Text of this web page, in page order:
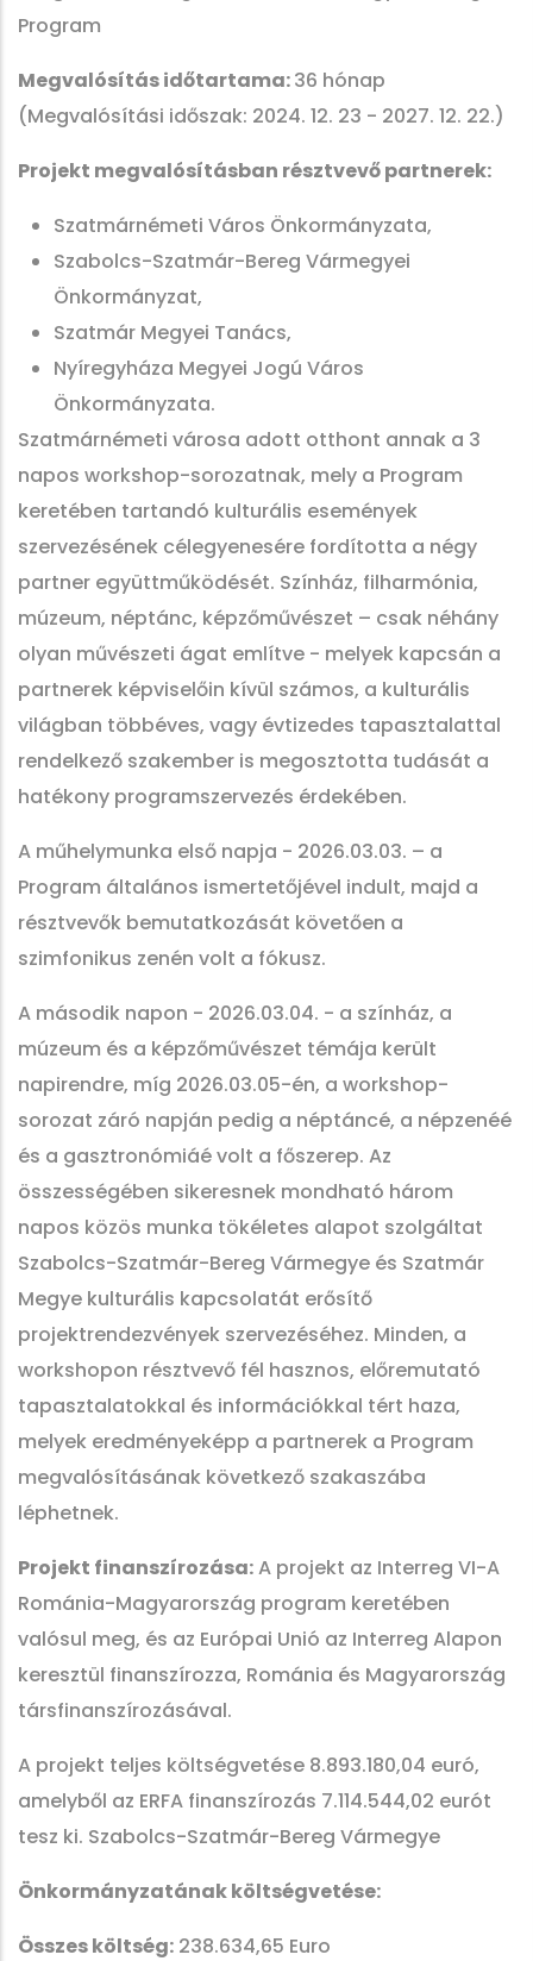
Program
Megvalósítás időtartama:36 hónap
(Megvalósítási időszak: 2024. 12. 23 - 2027. 12. 22.)
Projekt megvalósításban résztvevő partnerek:
Szatmárnémeti Város Önkormányzata,
Szabolcs-Szatmár-Bereg Vármegyei
Önkormányzat,
Szatmár Megyei Tanács,
Nyíregyháza Megyei Jogú Város
Önkormányzata.
Szatmárnémeti városa adott otthont annak a 3
napos workshop-sorozatnak, mely a Program
keretében tartandó kulturális események
szervezésének célegyenesére fordította a négy
partner együttműködését. Színház, filharmónia,
múzeum, néptánc, képzőművészet – csak néhány
olyan művészeti ágat említve - melyek kapcsán a
partnerek képviselőin kívül számos, a kulturális
világban többéves, vagy évtizedes tapasztalattal
rendelkező szakember is megosztotta tudását a
hatékony programszervezés érdekében.
A műhelymunka első napja - 2026.03.03. – a
Program általános ismertetőjével indult, majd a
résztvevők bemutatkozását követően a
szimfonikus zenén volt a fókusz.
A második napon - 2026.03.04. - a színház, a
múzeum és a képzőművészet témája került
napirendre, míg 2026.03.05-én, a workshop-
sorozat záró napján pedig a néptáncé, a népzenéé
és a gasztronómiáé volt a főszerep. Az
összességében sikeresnek mondható három
napos közös munka tökéletes alapot szolgáltat
Szabolcs-Szatmár-Bereg Vármegye és Szatmár
Megye kulturális kapcsolatát erősítő
projektrendezvények szervezéséhez. Minden, a
workshopon résztvevő fél hasznos, előremutató
tapasztalatokkal és információkkal tért haza,
melyek eredményeképp a partnerek a Program
megvalósításának következő szakaszába
léphetnek.
Projekt finanszírozása:A projekt az Interreg VI-A
Románia-Magyarország program keretében
valósul meg, és az Európai Unió az Interreg Alapon
keresztül finanszírozza, Románia és Magyarország
társfinanszírozásával.
A projekt teljes költségvetése 8.893.180,04 euró,
amelyből az ERFA finanszírozás 7.114.544,02 eurót
tesz ki. Szabolcs-Szatmár-Bereg Vármegye
Önkormányzatának költségvetése:
Összes költség: 238.634,65 Euro